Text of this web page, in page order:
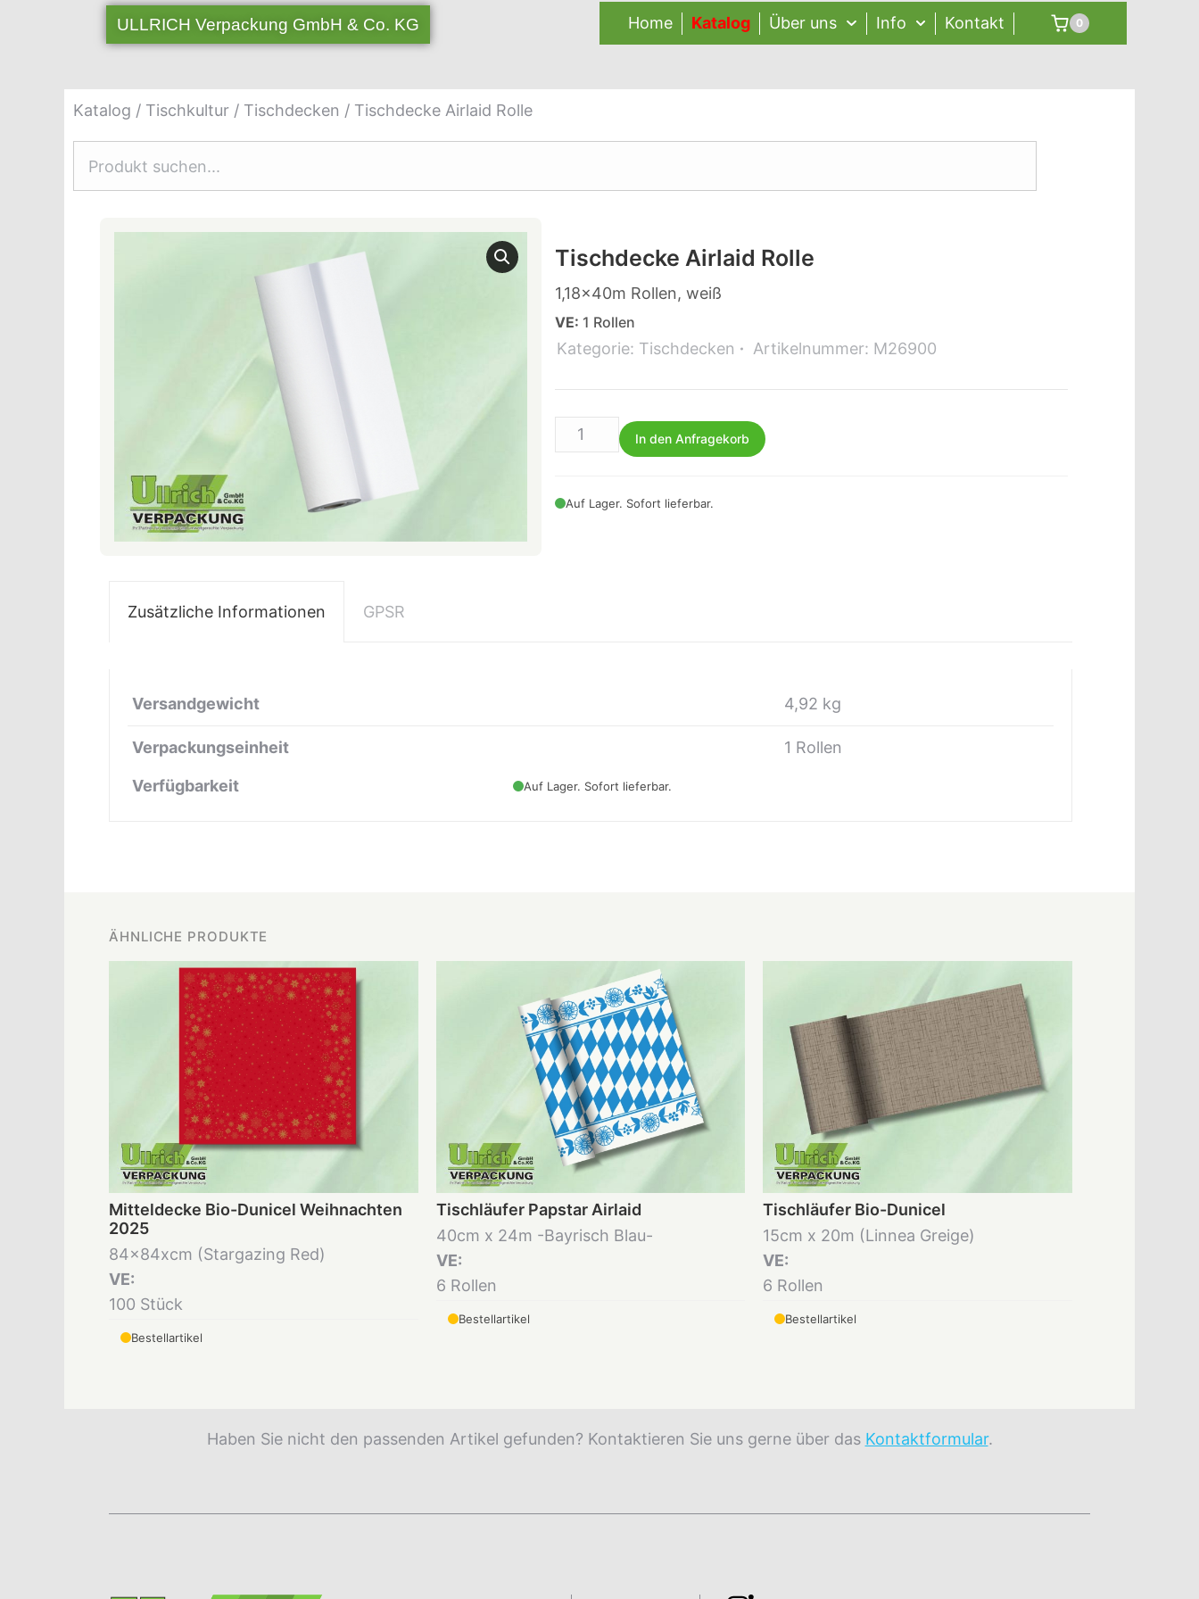
ULLRICH Verpackung GmbH & Co. KG Home Katalog Über uns Info Kontakt 0
Katalog / Tischkultur / Tischdecken / Tischdecke Airlaid Rolle
Tischdecke Airlaid Rolle
1,18x40m Rollen, weiß
VE: 1 Rollen
Kategorie: Tischdecken Artikelnummer: M26900
In den Anfragekorb
Auf Lager. Sofort lieferbar.
Zusätzliche Informationen GPSR
Versandgewicht 4,92 kg
Verpackungseinheit 1 Rollen
Verfügbarkeit Auf Lager. Sofort lieferbar.
ÄHNLICHE PRODUKTE
Mitteldecke Bio-Dunicel Weihnachten
2025
84x84xcm (Stargazing Red)
VE:
100 Stück
Bestellartikel
Tischläufer Papstar Airlaid
40cm x 24m -Bayrisch Blau-
VE:
6 Rollen
Bestellartikel
Tischläufer Bio-Dunicel
15cm x 20m (Linnea Greige)
VE:
6 Rollen
Bestellartikel
Haben Sie nicht den passenden Artikel gefunden? Kontaktieren Sie uns gerne über das Kontaktformular.